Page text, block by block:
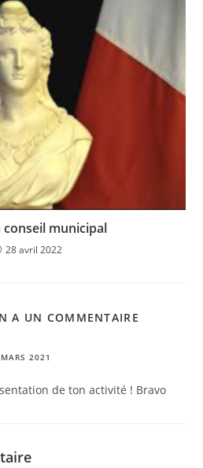
conseil municipal
28 avril 2022
A UN COMMENTAIRE
2021
de ton activité ! Bravo